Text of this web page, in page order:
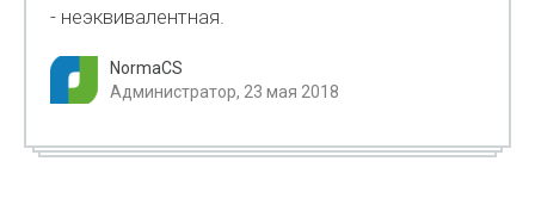
- неэквивалентная.
NormaCS
Администратор, 23 мая 2018